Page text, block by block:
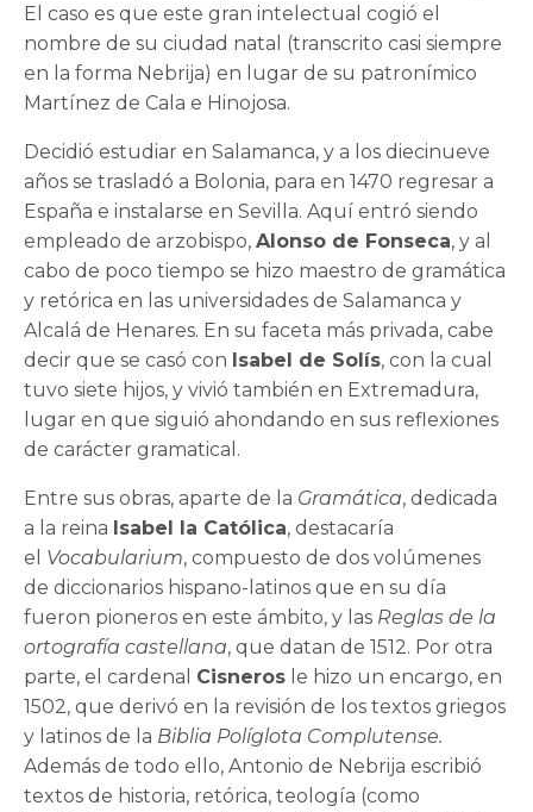
El caso es que este gran intelectual cogió el
nombre de su ciudad natal (transcrito casi siempre
en la forma Nebrija) en lugar de su patronímico
Martínez de Cala e Hinojosa.
Decidió estudiar en Salamanca, y a los diecinueve
años se trasladó a Bolonia, para en 1470 regresar a
España e instalarse en Sevilla. Aquí entró siendo
empleado de arzobispo,Alonso de Fonseca, y al
cabo de poco tiempo se hizo maestro de gramática
y retórica en las universidades de Salamanca y
Alcalá de Henares. En su faceta más privada, cabe
decir que se casó con Isabel de Solís, con la cual
tuvo siete hijos, y vivió también en Extremadura,
lugar en que siguió ahondando en sus reflexiones
de carácter gramatical.
Entre sus obras, aparte de la Gramática, dedicada
a la reina Isabel la Católica, destacaría
el Vocabularium, compuesto de dos volúmenes
de diccionarios hispano-latinos que en su día
fueron pioneros en este ámbito, y las Reglas de la
ortografía castellana, que datan de 1512. Por otra
parte, el cardenal Cisneros le hizo un encargo, en
1502, que derivó en la revisión de los textos griegos
y latinos de la Biblia Políglota Complutense.
Además de todo ello, Antonio de Nebrija escribió
textos de historia, retórica, teología (como